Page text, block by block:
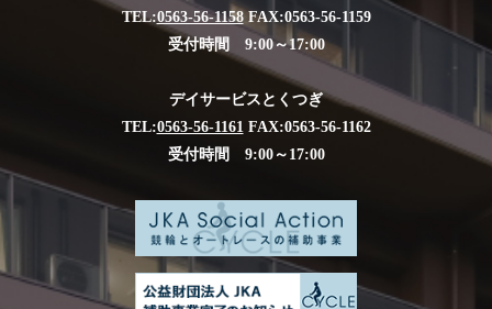
TEL:0563-56-1158FAX:0563-56-1159
受付時間 9:00～17:00
デイサービスとくつぎ
TEL:0563-56-1161 FAX:0563-56-1162
受付時間 9:00～17:00